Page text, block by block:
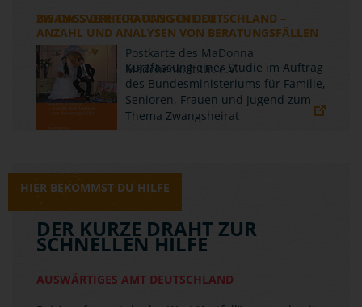
ZWANGSVERHEIRATUNG IN DEUTSCHLAND –
ANZAHL UND ANALYSEN VON BERATUNGSFÄLLEN
Kurzfassung einer Studie im Auftrag
des Bundesministeriums für Familie,
Senioren, Frauen und Jugend zum
Thema Zwangsheirat
HIER BEKOMMST DU HILFE